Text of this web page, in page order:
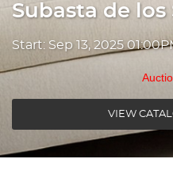
Subasta de los
Start: Sep 13, 2025
VIEW